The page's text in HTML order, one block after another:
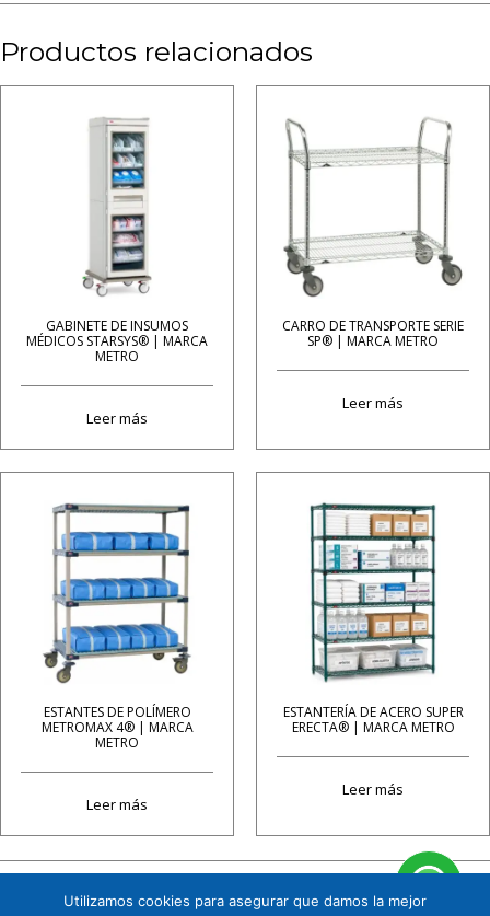
Productos relacionados
GABINETE DE INSUMOS
MÉDICOS STARSYS® | MARCA
METRO
Leer más
CARRO DE TRANSPORTE SERIE
SP® | MARCA METRO
Leer más
ESTANTES DE POLÍMERO
METROMAX 4® | MARCA
METRO
Leer más
ESTANTERÍA DE ACERO SUPER
ERECTA® | MARCA METRO
Leer más
Utilizamos cookies para asegurar que damos la mejor